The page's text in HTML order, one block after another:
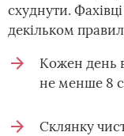
схуднути.
декільком
Кожен день
не менше 8
Склянку